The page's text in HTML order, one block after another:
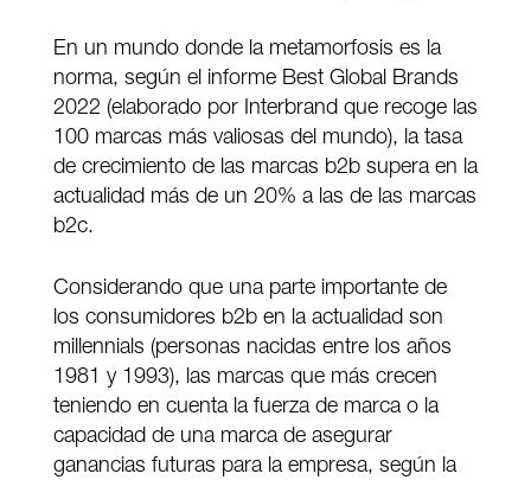
En un mundo donde la metamorfosis es la
norma, según el informe Best Global Brands
2022 (elaborado por Interbrand que recoge las
100 marcas más valiosas del mundo), la tasa
de crecimiento de las marcas b2b supera en la
actualidad más de un 20% a las de las marcas
b2c.
Considerando que una parte importante de
los consumidores b2b en la actualidad son
millennials (personas nacidas entre los años
1981 y 1993), las marcas que más crecen
teniendo en cuenta la fuerza de marca o la
capacidad de una marca de asegurar
ganancias futuras para la empresa, según la